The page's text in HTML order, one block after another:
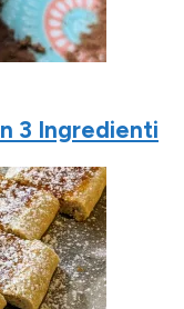
3 Ingredienti